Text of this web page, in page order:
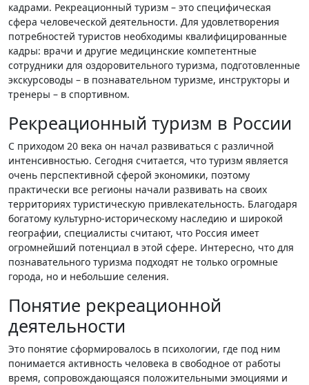
кадрами. Рекреационный туризм – это специфическая
сфера человеческой деятельности. Для удовлетворения
потребностей туристов необходимы квалифицированные
кадры: врачи и другие медицинские компетентные
сотрудники для оздоровительного туризма, подготовленные
экскурсоводы – в познавательном туризме, инструкторы и
тренеры – в спортивном.
Рекреационный туризм в России
С приходом 20 века он начал развиваться с различной
интенсивностью. Сегодня считается, что туризм является
очень перспективной сферой экономики, поэтому
практически все регионы начали развивать на своих
территориях туристическую привлекательность. Благодаря
богатому культурно-историческому наследию и широкой
географии, специалисты считают, что Россия имеет
огромнейший потенциал в этой сфере. Интересно, что для
познавательного туризма подходят не только огромные
города, но и небольшие селения.
Понятие рекреационной
деятельности
Это понятие сформировалось в психологии, где под ним
понимается активность человека в свободное от работы
время, сопровождающаяся положительными эмоциями и